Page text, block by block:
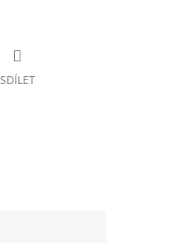
SDÍLET